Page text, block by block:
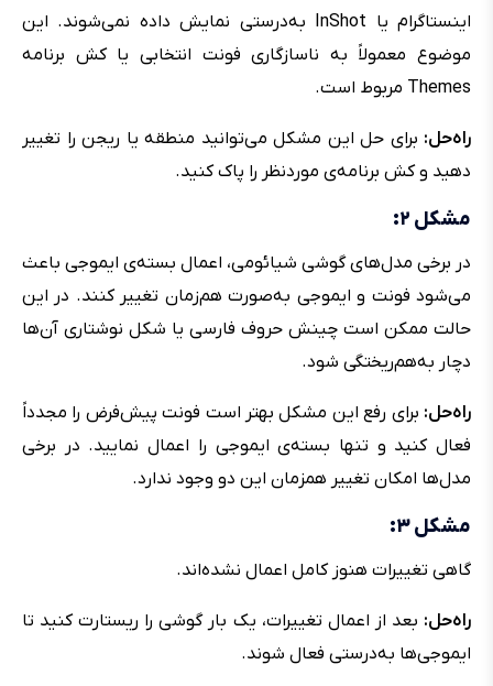
اینستاگرام یا InShot به‌درستی نمایش داده نمی‌شوند. این
موضوع معمولاً به ناسازگاری فونت انتخابی یا کش برنامه
Themes مربوط است.
راه‌حل: برای حل این مشکل می‌توانید منطقه یا ریجن را تغییر
دهید و کش برنامه‌ی موردنظر را پاک کنید.
مشکل ۲:
در برخی مدل‌های گوشی شیائومی، اعمال بسته‌ی ایموجی باعث
می‌شود فونت و ایموجی به‌صورت هم‌زمان تغییر کنند. در این
حالت ممکن است چینش حروف فارسی یا شکل نوشتاری آن‌ها
دچار به‌هم‌ریختگی شود.
راه‌حل:‌ برای رفع این مشکل بهتر است فونت پیش‌فرض را مجدداً
فعال کنید و تنها بسته‌ی ایموجی را اعمال نمایید. در برخی
مدل‌ها امکان تغییر همزمان این دو وجود ندارد.
مشکل ۳:
گاهی تغییرات هنوز کامل اعمال نشده‌اند.
راه‌حل:‌ بعد از اعمال تغییرات، یک بار گوشی را ریستارت کنید تا
ایموجی‌ها به‌درستی فعال شوند.